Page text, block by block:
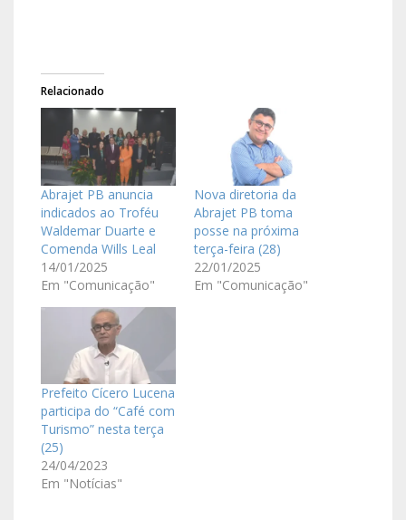
Relacionado
Abrajet PB anuncia
indicados ao Troféu
Waldemar Duarte e
Comenda Wills Leal
14/01/2025
Em "Comunicação"
Nova diretoria da
Abrajet PB toma
posse na próxima
terça-feira (28)
22/01/2025
Em "Comunicação"
Prefeito Cícero Lucena
participa do “Café com
Turismo” nesta terça
(25)
24/04/2023
Em "Notícias"